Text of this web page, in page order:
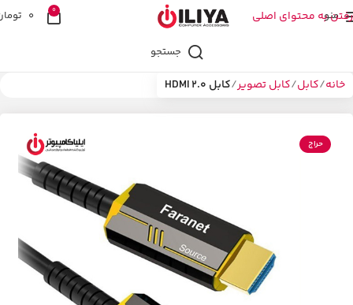
رفتن به محتوای اصلی
منو 0
0
جستجو
خانه کابل کابل تصویر کابل HDMI 2.0
حراج